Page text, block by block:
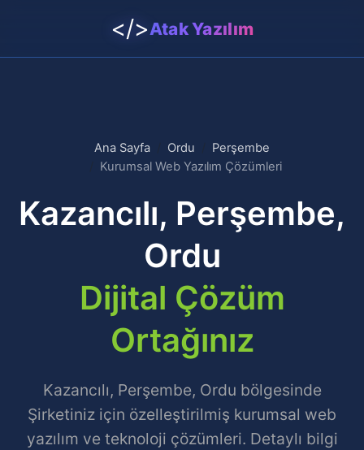
</>Atak Yazılım
Ana Sayfa Ordu
Perşembe
Kurumsal Web Yazılım Çözümleri
Kazancılı, Perşembe,
Ordu
Dijital Çözüm
Ortağınız
Kazancılı, Perşembe, Ordu bölgesinde
Şirketiniz için özelleştirilmiş kurumsal web
yazılım ve teknoloji çözümleri. Detaylı bilgi